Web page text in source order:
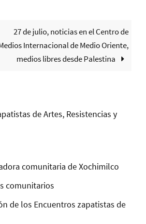
27 de julio, noticias en el Centro de
Internacional de Medio Oriente,
medios libres desde Palestina
de Artes, Resistencias y
comunitaria de Xochimilco
comunitarios
de los Encuentros zapatistas de